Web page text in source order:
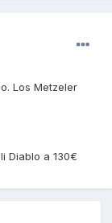
Los Metzeler
Diablo a 130€